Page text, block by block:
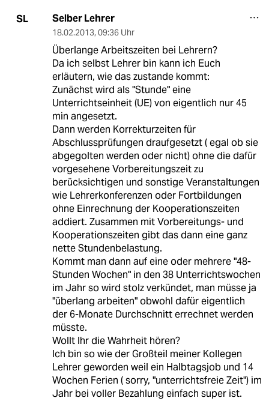
SL Selber Lehrer
18.02.2013, 09:36 Uhr
Überlange Arbeitszeiten bei Lehrern?
Da ich selbst Lehrer bin kann ich Euch
erläutern, wie das zustande kommt:
Zunächst wird als "Stunde" eine
Unterrichtseinheit (UE) von eigentlich nur 45
min angesetzt.
Dann werden Korrekturzeiten für
Abschlussprüfungen draufgesetzt ( egal ob sie
abgegolten werden oder nicht) ohne die dafür
vorgesehene Vorbereitungszeit zu
berücksichtigen und sonstige Veranstaltungen
wie Lehrerkonferenzen oder Fortbildungen
ohne Einrechnung der Kooperationszeiten
addiert. Zusammen mit Vorbereitungs- und
Kooperationszeiten gibt das dann eine ganz
nette Stundenbelastung.
Kommt man dann auf eine oder mehrere "48-
Stunden Wochen" in den 38 Unterrichtswochen
im Jahr so wird stolz verkündet, man müsse ja
"überlang arbeiten" obwohl dafür eigentlich
der 6-Monate Durchschnitt errechnet werden
müsste.
Wollt Ihr die Wahrheit hören?
Ich bin so wie der Großteil meiner Kollegen
Lehrer geworden weil ein Halbtagsjob und 14
Wochen Ferien ( sorry, "unterrichtsfreie Zeit") im
Jahr bei voller Bezahlung einfach super ist.